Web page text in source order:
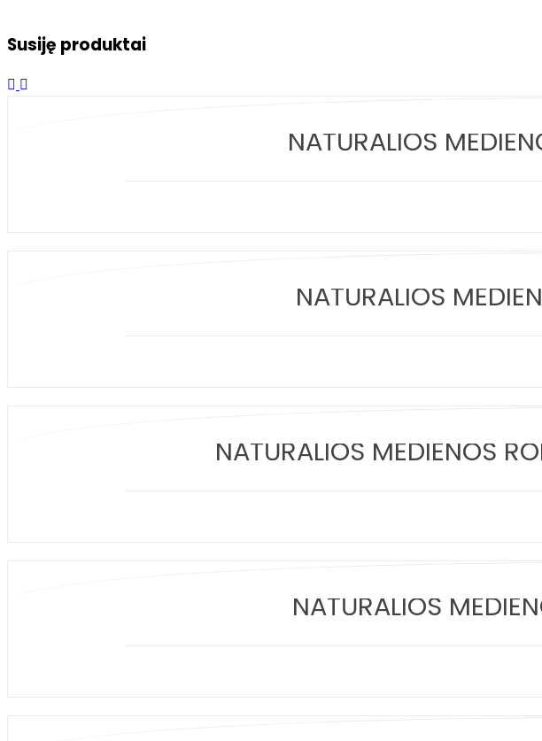
Susiję produktai
NATŪRALIOS
NATŪRALIOS
NATŪRALIOS MEDIENOS
NATŪRALIOS